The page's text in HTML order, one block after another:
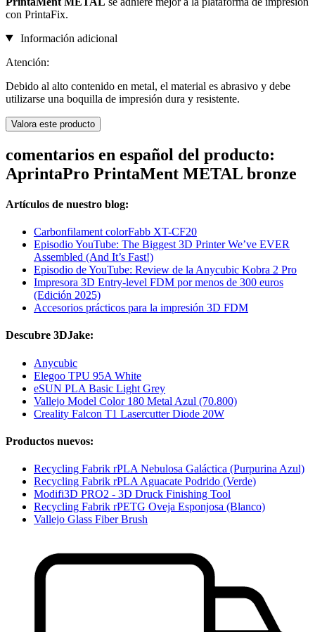
con PrintaFix.
Información adicional
Atención:
Debido al alto contenido en metal, el material es abrasivo y debe
utilizarse una boquilla de impresión dura y resistente.
Valora este producto
comentarios en español del producto:
AprintaPro PrintaMent METAL bronze
Artículos de nuestro blog:
Carbonfilament colorFabb XT-CF20
Episodio YouTube: The Biggest 3D Printer We’ve EVER
Assembled (And It’s Fast!)
Episodio de YouTube: Review de la Anycubic Kobra 2 Pro
Impresora 3D Entry-level FDM por menos de 300 euros
(Edición 2025)
Accesorios prácticos para la impresión 3D FDM
Descubre 3DJake:
Anycubic
Elegoo TPU 95A White
eSUN PLA Basic Light Grey
Vallejo Model Color 180 Metal Azul (70.800)
Creality Falcon T1 Lasercutter Diode 20W
Productos nuevos:
Recycling Fabrik rPLA Nebulosa Galáctica (Purpurina Azul)
Recycling Fabrik rPLA Aguacate Podrido (Verde)
Modifi3D PRO2 - 3D Druck Finishing Tool
Recycling Fabrik rPETG Oveja Esponjosa (Blanco)
Vallejo Glass Fiber Brush